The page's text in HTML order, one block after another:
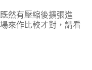
然有壓縮後擴張進
來作比較才對，請看